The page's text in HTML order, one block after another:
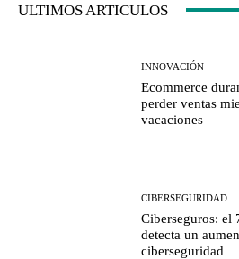
ULTIMOS ARTICULOS
INNOVACIÓN
Ecommerce
perder ventas
vacaciones
CIBERSEGURIDAD
Ciberseguros: el
detecta un
ciberseguridad